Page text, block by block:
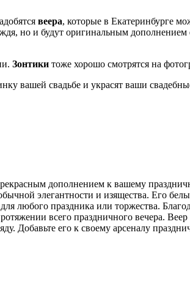
веера, которые в Екатеринбурге
но и будут оригинальным
Зонтики тоже хорошо смотрятся на
вашей свадьбе и украсят ваши
дополнением к вашему
элегантности и изящества. Его
любого праздника или торжества.
всего праздничного вечера.
Добавьте его к своему арсеналу